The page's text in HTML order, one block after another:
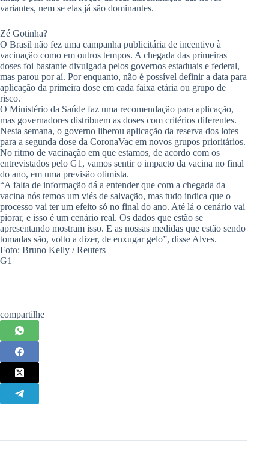
variantes, nem se elas já são dominantes.
Zé Gotinha?
O Brasil não fez uma campanha publicitária de incentivo à
vacinação como em outros tempos. A chegada das primeiras
doses foi bastante divulgada pelos governos estaduais e federal,
mas parou por aí. Por enquanto, não é possível definir a data para
aplicação da primeira dose em cada faixa etária ou grupo de
risco.
O Ministério da Saúde faz uma recomendação para aplicação,
mas governadores distribuem as doses com critérios diferentes.
Nesta semana, o governo liberou aplicação da reserva dos lotes
para a segunda dose da CoronaVac em novos grupos prioritários.
No ritmo de vacinação em que estamos, de acordo com os
entrevistados pelo G1, vamos sentir o impacto da vacina no final
do ano, em uma previsão otimista.
“A falta de informação dá a entender que com a chegada da
vacina nós temos um viés de salvação, mas tudo indica que o
processo vai ter um efeito só no final do ano. Até lá o cenário vai
piorar, e isso é um cenário real. Os dados que estão se
apresentando mostram isso. E as nossas medidas que estão sendo
tomadas são, volto a dizer, de enxugar gelo”, disse Alves.
Foto: Bruno Kelly / Reuters
G1
compartilhe